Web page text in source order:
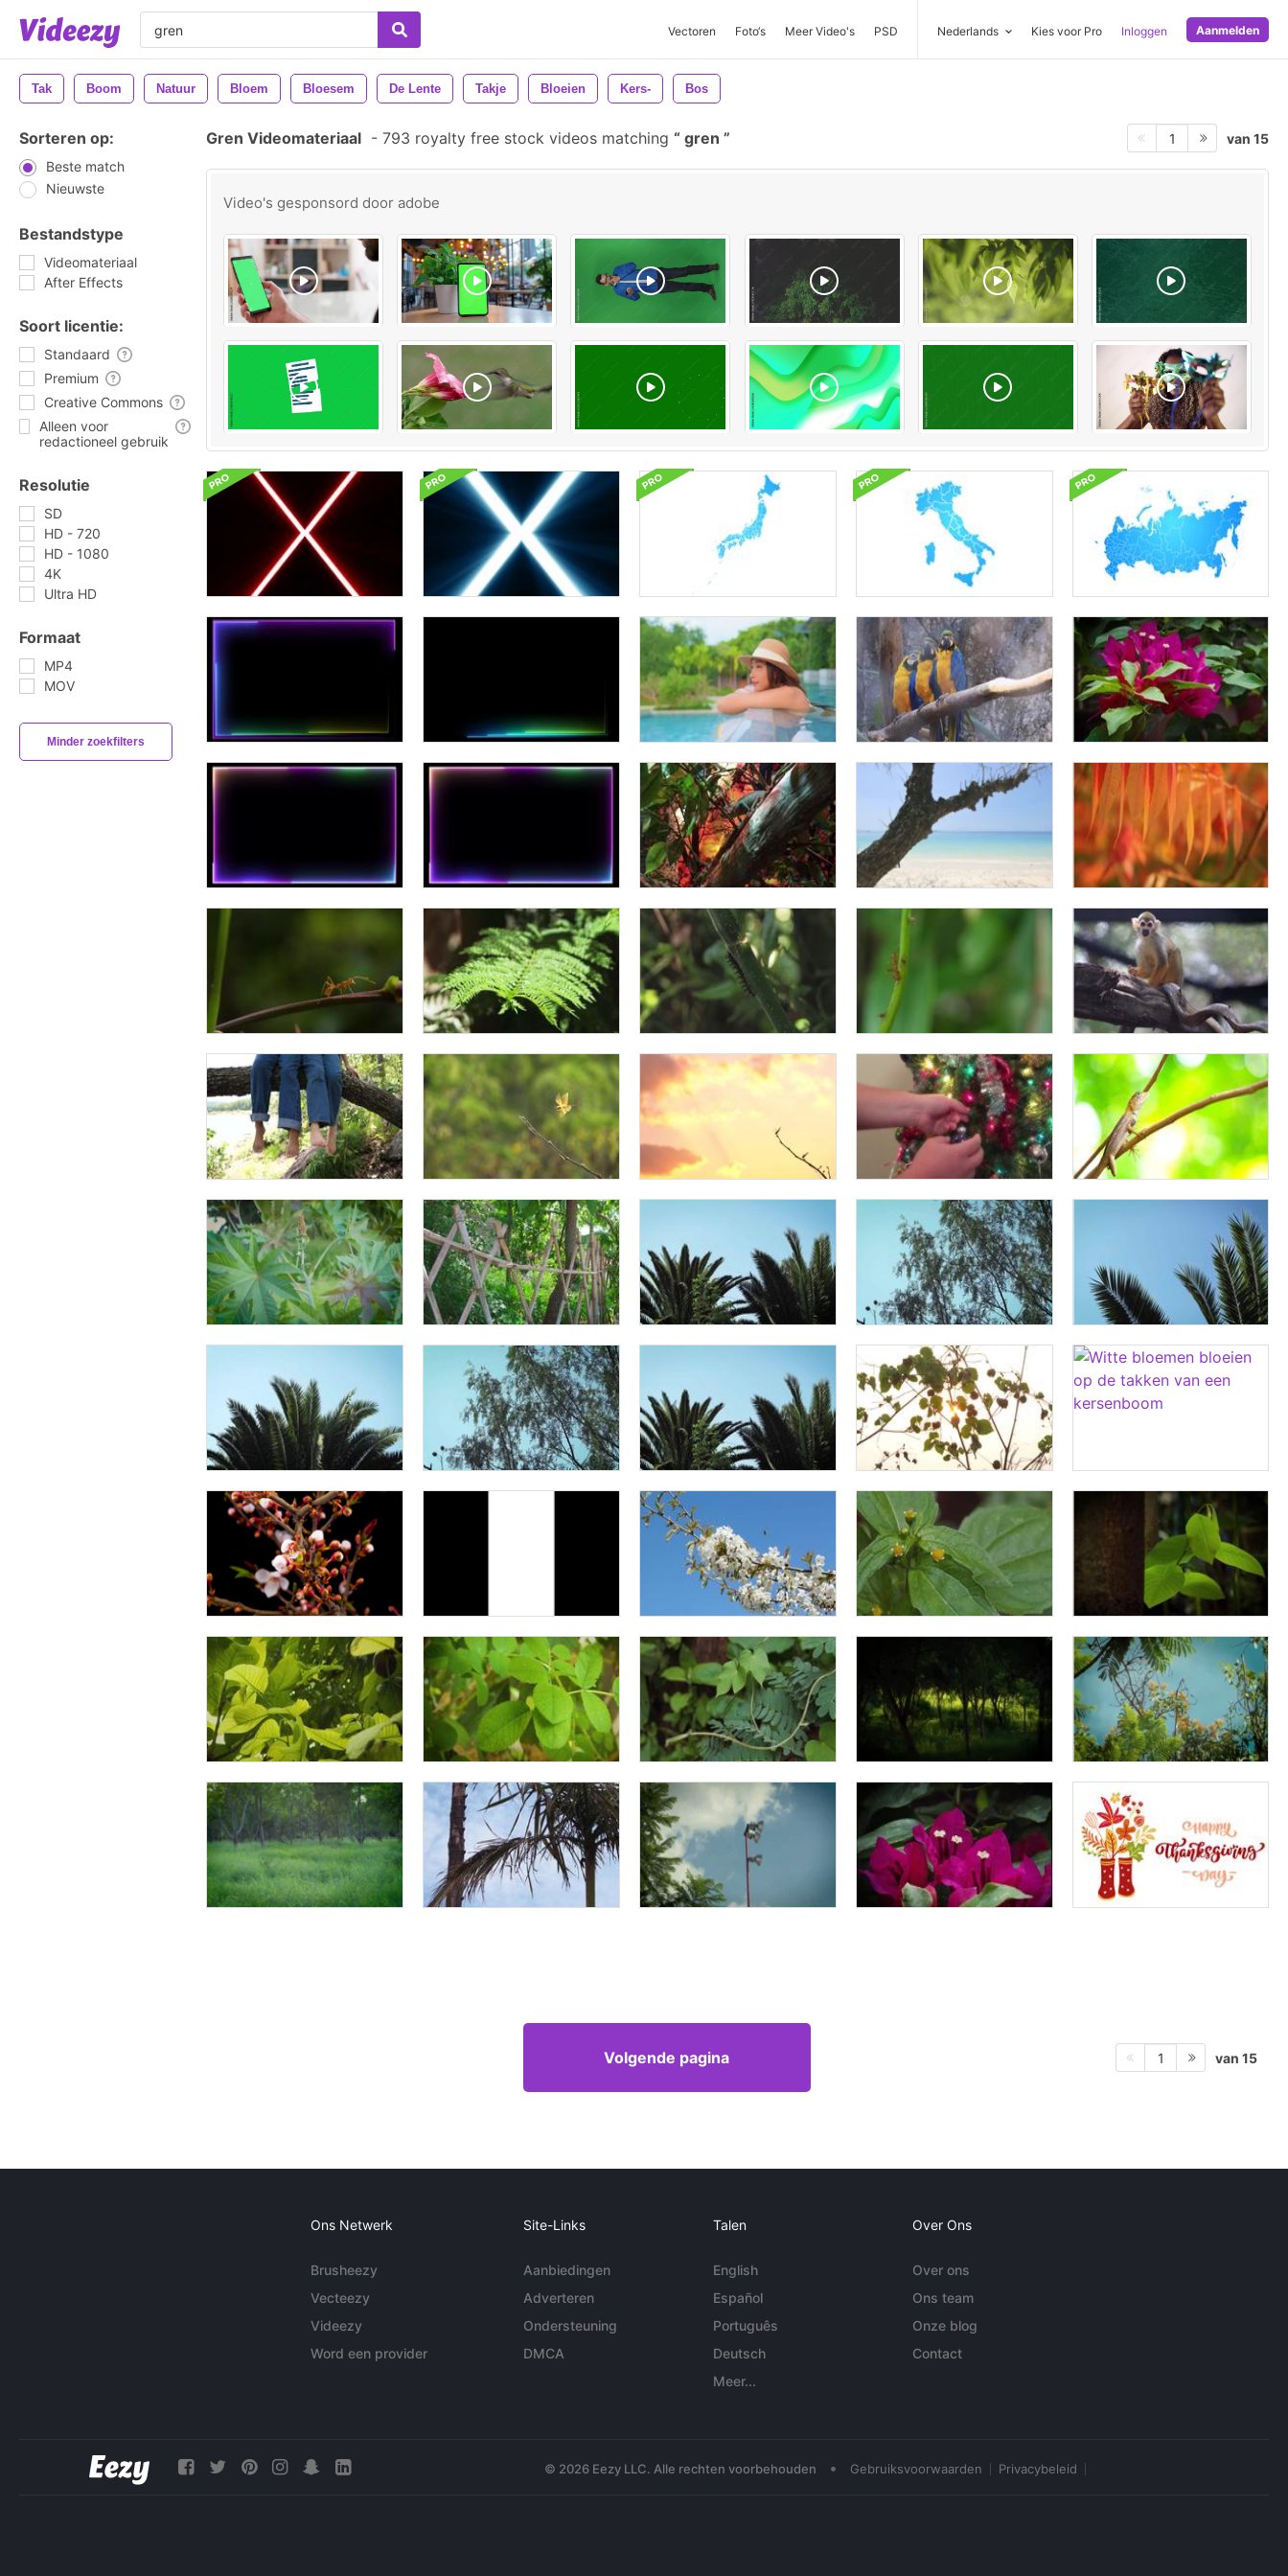
Vectoren Foto‘s Meer Video's PSD Nederlands Kies voor Pro Inloggen Aanmelden
Tak Boom Natuur Bloem Bloesem De Lente Takje Bloeien Kers- Bos
Sorteren op:
Beste match
Nieuwste
Bestandstype
Videomateriaal
After Effects
Soort licentie:
Standaard
Premium
Creative Commons
Alleen voor
redactioneel gebruik
Resolutie
SD
HD - 720
HD - 1080
4K
Ultra HD
Formaat
MP4
MOV
Minder zoekfilters
Gren Videomateriaal - 793 royalty free stock videos matching gren 1 van 15
Video's gesponsord door adobe
Volgende pagina 1 van 15
Ons Netwerk
Brusheezy
Vecteezy
Videezy
Word een provider
Site-Links
Aanbiedingen
Adverteren
Ondersteuning
DMCA
Talen
English
Español
Português
Deutsch
Meer...
Over Ons
Over ons
Ons team
Onze blog
Contact
© 2026 Eezy LLC. Alle rechten voorbehouden • Gebruiksvoorwaarden Privacybeleid